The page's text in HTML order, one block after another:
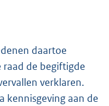
daartoe
raad de begiftigde
verklaren.
kennisgeving aan de